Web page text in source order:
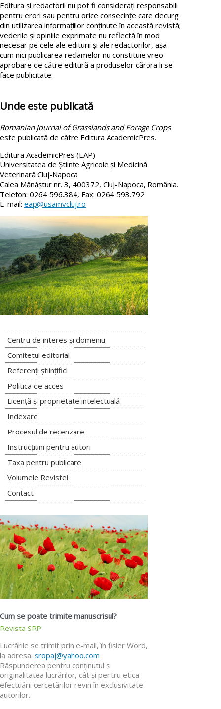
Editura și redactorii nu pot fi considerați responsabili
pentru erori sau pentru orice consecințe care decurg
din utilizarea informațiilor conținute în această revistă;
vederile și opiniile exprimate nu reflectă în mod
necesar pe cele ale editurii și ale redactorilor, așa
cum nici publicarea reclamelor nu constituie vreo
aprobare de către editură a produselor cărora li se
face publicitate.
Unde este publicată
Romanian Journal of Grasslands and Forage Crops
este publicată de către Editura AcademicPres.
Editura AcademicPres (EAP)
Universitatea de Științe Agricole și Medicină
Veterinară Cluj-Napoca
Calea Mănăștur nr. 3, 400372, Cluj-Napoca, România.
Telefon: 0264 596.384, Fax: 0264 593.792
E-mail: eap@usamvcluj.ro
Centru de interes și domeniu
Comitetul editorial
Referenți științifici
Politica de acces
Licență și proprietate intelectuală
Indexare
Procesul de recenzare
Instrucțiuni pentru autori
Taxa pentru publicare
Volumele Revistei
Contact
Cum se poate trimite manuscrisul?
Revista SRP
Lucrările se trimit prin e-mail, în fişier Word,
la adresa: sropaj@yahoo.com
Răspunderea pentru conţinutul şi
originalitatea lucrărilor, cât şi pentru etica
efectuării cercetărilor revin în exclusivitate
autorilor.